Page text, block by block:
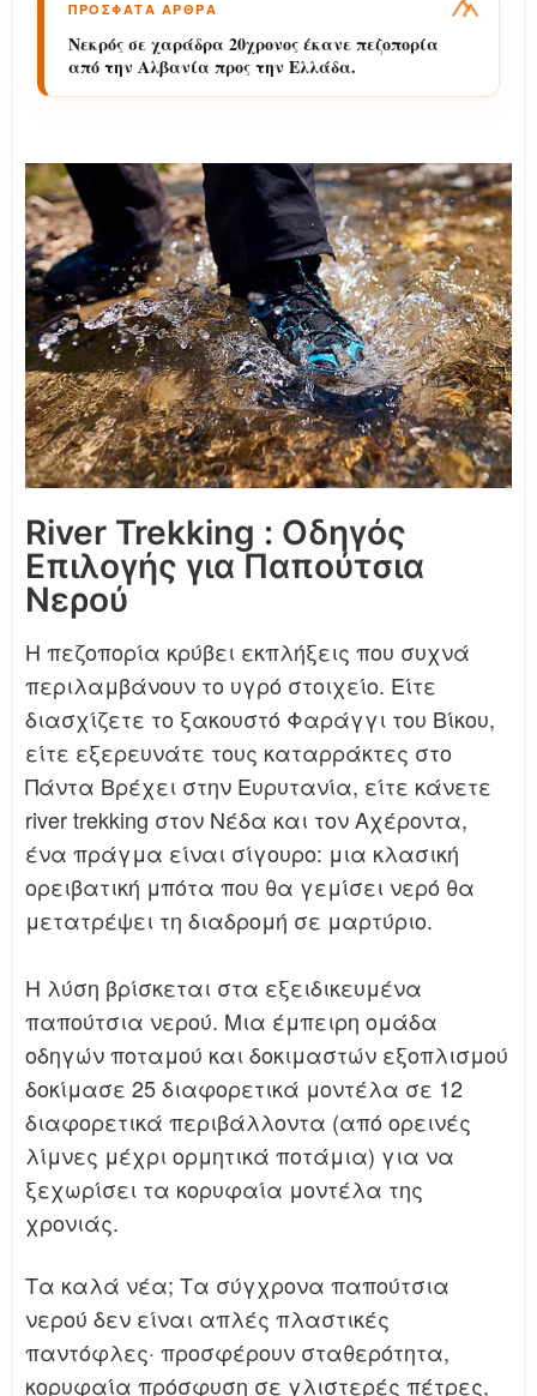
ΠΡΟΣΦΑΤΑ ΑΡΘΡΑ
Τραγωδία στον Όλυμπο: Νεκρός ο 32χρονος
στο ρέμα Ορλιά
River Trekking : Οδηγός
Επιλογής για Παπούτσια
Νερού
Η πεζοπορία κρύβει εκπλήξεις που συχνά
περιλαμβάνουν το υγρό στοιχείο. Είτε
διασχίζετε το ξακουστό Φαράγγι του Βίκου,
είτε εξερευνάτε τους καταρράκτες στο
Πάντα Βρέχει στην Ευρυτανία, είτε κάνετε
river trekking στον Νέδα και τον Αχέροντα,
ένα πράγμα είναι σίγουρο: μια κλασική
ορειβατική μπότα που θα γεμίσει νερό θα
μετατρέψει τη διαδρομή σε μαρτύριο.
Η λύση βρίσκεται στα εξειδικευμένα
παπούτσια νερού. Μια έμπειρη ομάδα
οδηγών ποταμού και δοκιμαστών εξοπλισμού
δοκίμασε 25 διαφορετικά μοντέλα σε 12
διαφορετικά περιβάλλοντα (από ορεινές
λίμνες μέχρι ορμητικά ποτάμια) για να
ξεχωρίσει τα κορυφαία μοντέλα της
χρονιάς.
Τα καλά νέα; Τα σύγχρονα παπούτσια
νερού δεν είναι απλές πλαστικές
παντόφλες· προσφέρουν σταθερότητα,
κορυφαία πρόσφυση σε γλιστερές πέτρες,